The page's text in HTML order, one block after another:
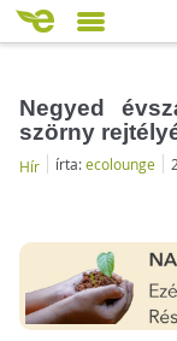
Negyed
szörny
Hír írta:ecolounge